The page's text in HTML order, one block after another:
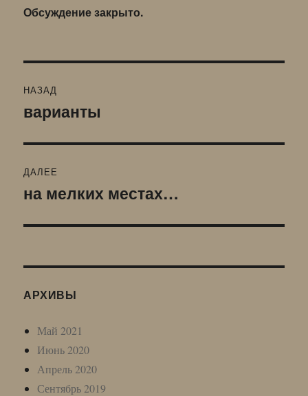
Обсуждение закрыто.
по
НАЗАД
Предыдущая
варианты
ДАЛЕЕ
Следующая
на мелких местах…
АРХИВЫ
Май 2021
Июнь 2020
Апрель 2020
Сентябрь 2019